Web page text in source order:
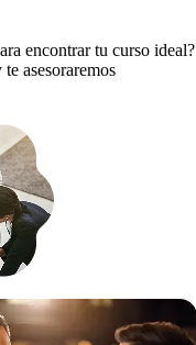
encontrar tu curso ideal?
asesoraremos